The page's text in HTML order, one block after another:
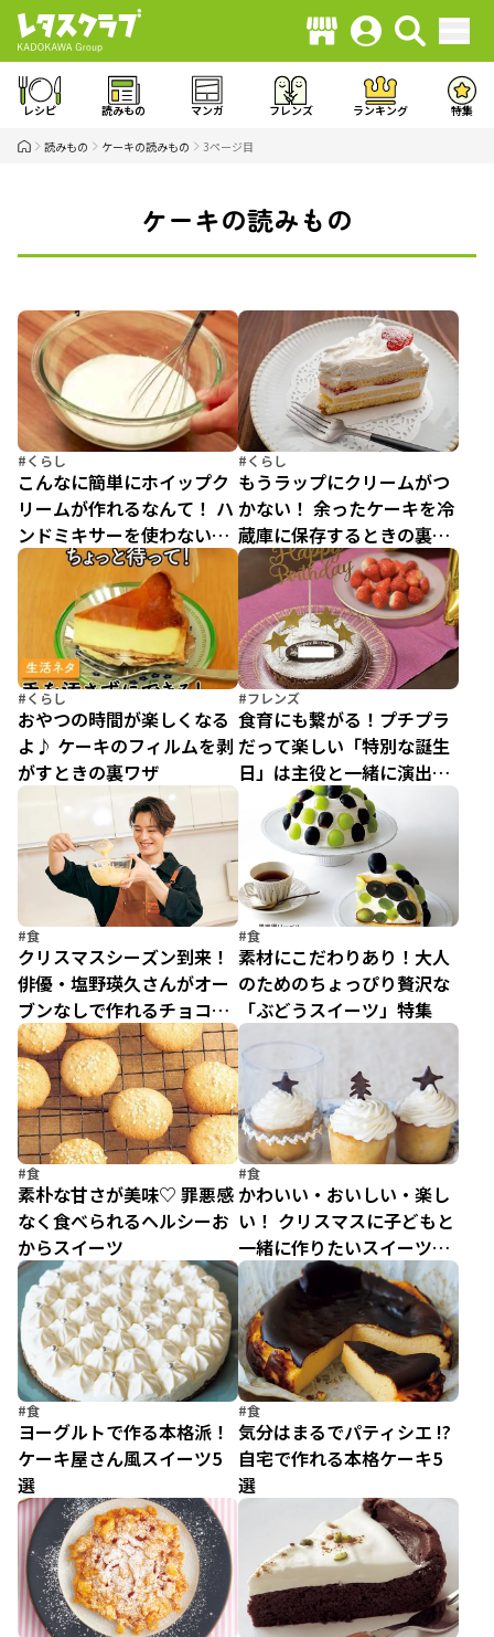
レシピ 読みもの マンガ フレンズ ランキング 特集
読みもの ケーキの読みもの 3ページ目
ケーキの読みもの
#くらし
こんなに簡単にホイップク
リームが作れるなんて！ ハ
ンドミキサーを使わないお
菓子作りライフハック
#くらし
もうラップにクリームがつ
かない！ 余ったケーキを冷
蔵庫に保存するときの裏ワ
ザ
#くらし
おやつの時間が楽しくなる
よ♪ ケーキのフィルムを剥
がすときの裏ワザ
#フレンズ
食育にも繋がる！プチプラ
だって楽しい「特別な誕生
日」は主役と一緒に演出し
よう！！
#食
クリスマスシーズン到来！
俳優・塩野瑛久さんがオー
ブンなしで作れるチョコレ
ートブッシュドノエルに挑
戦／塩野瑛久の今日はこれ
作ろう（6）
#食
素材にこだわりあり！大人
のためのちょっぴり贅沢な
「ぶどうスイーツ」特集
#食
素朴な甘さが美味♡ 罪悪感
なく食べられるヘルシーお
からスイーツ
#食
かわいい・おいしい・楽し
い！ クリスマスに子どもと
一緒に作りたいスイーツ5
選
#食
ヨーグルトで作る本格派！
ケーキ屋さん風スイーツ5
選
#食
気分はまるでパティシエ !?
自宅で作れる本格ケーキ5
選